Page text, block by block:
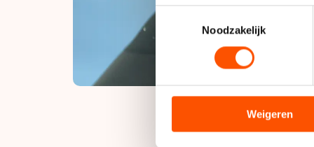
Uw apparaat
Lees meer over hoe uw
toestemming op elk
analyseren. We delen
analyse. Zij kunnen deze
hun services. Sommige
Toestemmingsselectie
Noodzakelijk
Weigeren